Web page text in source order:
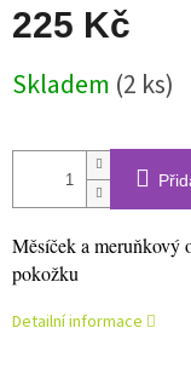
225 Kč
cena:
Skladem (2 ks)
Měsíček a meruňkový
pokožku
Detailní informace